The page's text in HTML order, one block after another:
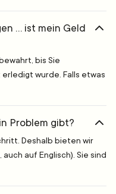
… ist mein Geld
bis Sie
wurde. Falls etwas
Problem gibt?
Deshalb bieten wir
auf Englisch). Sie sind